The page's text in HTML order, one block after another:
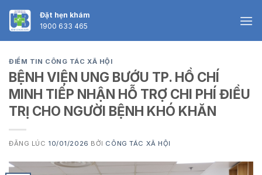
Skip
Đặt hẹn khám
1900 633 465
ĐIỂM TIN CÔNG TÁC XÃ HỘI
BỆNH VIỆN UNG BƯỚU TP. HỒ CHÍ
MINH TIẾP NHẬN HỖ TRỢ CHI PHÍ ĐIỀU
TRỊ CHO NGƯỜI BỆNH KHÓ KHĂN
ĐĂNG LÚC 10/01/2026 BỞI CÔNG TÁC XÃ HỘI